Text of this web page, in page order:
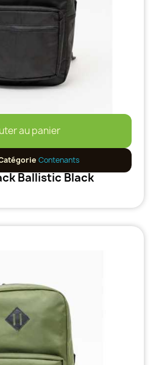
au panier
Contenants
Ballistic Black